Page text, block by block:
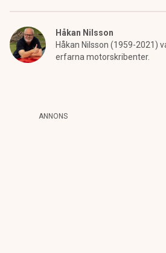
Håkan Nilsson
Håkan Nilsson (1959-2021)
erfarna motorskribenter.
ANNONS